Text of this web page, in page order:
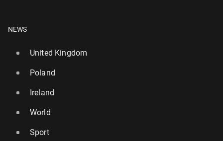
NEWS
United Kingdom
Poland
Ireland
World
Sport